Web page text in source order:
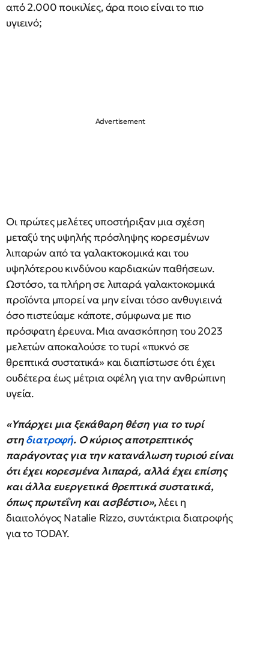
από 2.000 ποικιλίες, άρα ποιο είναι το πιο
υγιεινό;
Οι πρώτες μελέτες υποστήριξαν μια σχέση
μεταξύ της υψηλής πρόσληψης κορεσμένων
λιπαρών από τα γαλακτοκομικά και του
υψηλότερου κινδύνου καρδιακών παθήσεων.
Ωστόσο, τα πλήρη σε λιπαρά γαλακτοκομικά
προϊόντα μπορεί να μην είναι τόσο ανθυγιεινά
όσο πιστεύαμε κάποτε, σύμφωνα με πιο
πρόσφατη έρευνα. Μια ανασκόπηση του 2023
μελετών αποκαλούσε το τυρί «πυκνό σε
θρεπτικά συστατικά» και διαπίστωσε ότι έχει
ουδέτερα έως μέτρια οφέλη για την ανθρώπινη
υγεία.
«Υπάρχει μια ξεκάθαρη θέση για το τυρί
στηδιατροφή. Ο κύριος αποτρεπτικός
παράγοντας για την κατανάλωση τυριού είναι
ότι έχει κορεσμένα λιπαρά, αλλά έχει επίσης
και άλλα ευεργετικά θρεπτικά συστατικά,
όπως πρωτεΐνη και ασβέστιο»,λέει η
διαιτολόγος Natalie Rizzo, συντάκτρια διατροφής
για το TODAY.